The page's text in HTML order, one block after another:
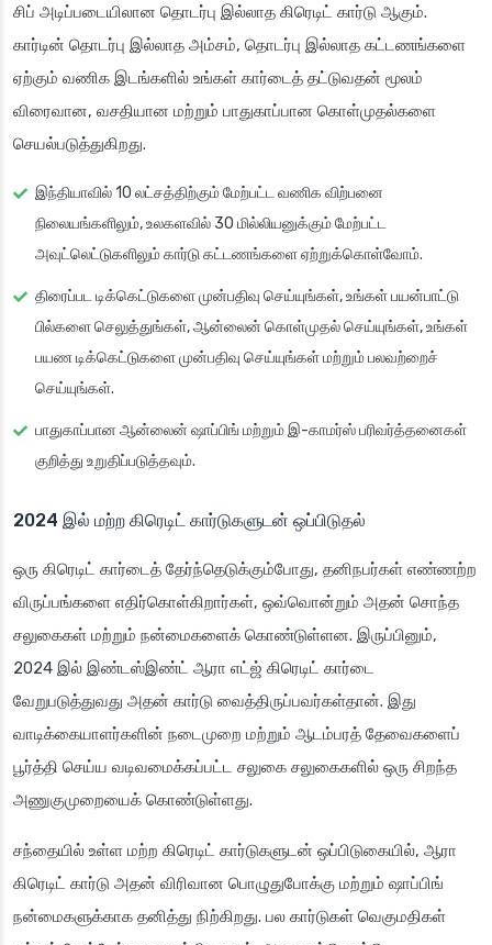
சிப் அடிப்படையிலான தொடர்பு இல்லாத கிரெடிட் கார்டு ஆகும்.
கார்டின் தொடர்பு இல்லாத அம்சம், தொடர்பு இல்லாத கட்டணங்களை
ஏற்கும் வணிக இடங்களில் உங்கள் கார்டைத் தட்டுவதன் மூலம்
விரைவான, வசதியான மற்றும் பாதுகாப்பான கொள்முதல்களை
செயல்படுத்துகிறது.
இந்தியாவில் 10 லட்சத்திற்கும் மேற்பட்ட வணிக விற்பனை
நிலையங்களிலும், உலகளவில் 30 மில்லியனுக்கும் மேற்பட்ட
அவுட்லெட்டுகளிலும் கார்டு கட்டணங்களை ஏற்றுக்கொள்வோம்.
திரைப்பட டிக்கெட்டுகளை முன்பதிவு செய்யுங்கள், உங்கள் பயன்பாட்டு
பில்களை செலுத்துங்கள், ஆன்லைன் கொள்முதல் செய்யுங்கள், உங்கள்
பயண டிக்கெட்டுகளை முன்பதிவு செய்யுங்கள் மற்றும் பலவற்றைச்
செய்யுங்கள்.
பாதுகாப்பான ஆன்லைன் ஷாப்பிங் மற்றும் இ-காமர்ஸ் பரிவர்த்தனைகள்
குறித்து உறுதிப்படுத்தவும்.
2024 இல் மற்ற கிரெடிட் கார்டுகளுடன் ஒப்பிடுதல்
ஒரு கிரெடிட் கார்டைத் தேர்ந்தெடுக்கும்போது, ​​தனிநபர்கள் எண்ணற்ற
விருப்பங்களை எதிர்கொள்கிறார்கள், ஒவ்வொன்றும் அதன் சொந்த
சலுகைகள் மற்றும் நன்மைகளைக் கொண்டுள்ளன. இருப்பினும்,
2024 இல் இண்டஸ்இண்ட் ஆரா எட்ஜ் கிரெடிட் கார்டை
வேறுபடுத்துவது அதன் கார்டு வைத்திருப்பவர்கள்தான். இது
வாடிக்கையாளர்களின் நடைமுறை மற்றும் ஆடம்பரத் தேவைகளைப்
பூர்த்தி செய்ய வடிவமைக்கப்பட்ட சலுகை சலுகைகளில் ஒரு சிறந்த
அணுகுமுறையைக் கொண்டுள்ளது.
சந்தையில் உள்ள மற்ற கிரெடிட் கார்டுகளுடன் ஒப்பிடுகையில், ஆரா
கிரெடிட் கார்டு அதன் விரிவான பொழுதுபோக்கு மற்றும் ஷாப்பிங்
நன்மைகளுக்காக தனித்து நிற்கிறது. பல கார்டுகள் வெகுமதிகள்